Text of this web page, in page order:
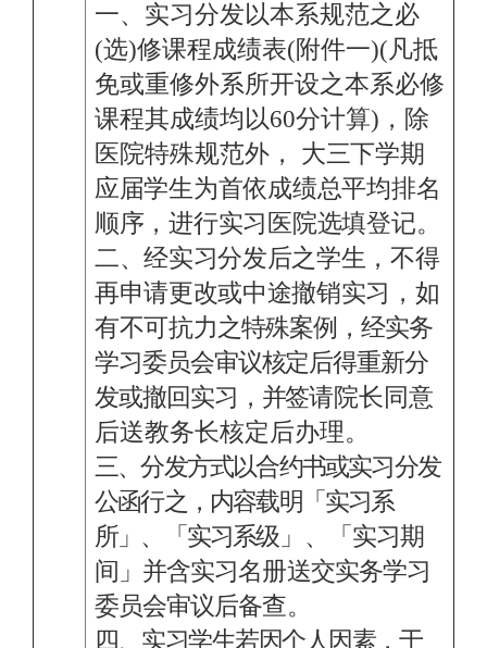
一、实习分发以本系规范之必
(选)修课程成绩表(附件一)(凡抵
免或重修外系所开设之本系必修
课程其成绩均以60分计算)，除
医院特殊规范外， 大三下学期
应届学生为首依成绩总平均排名
顺序，进行实习医院选填登记。
二、经实习分发后之学生，不得
再申请更改或中途撤销实习，如
有不可抗力之特殊案例，经实务
学习委员会审议核定后得重新分
发或撤回实习，并签请院长同意
后送教务长核定后办理。
三、分发方式以合约书或实习分发
公函行之，内容载明「实习系
所」、「实习系级」、「实习期
间」并含实习名册送交实务学习
委员会审议后备查。
四、实习学生若因个人因素，于